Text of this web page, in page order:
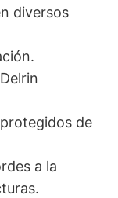
diversos
de
a la